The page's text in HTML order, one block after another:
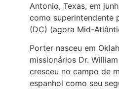
Antonio, Texas, em
como superintendente
(DC) (agora Mid-
Porter nasceu em
missionários Dr.
cresceu no campo de
espanhol como seu